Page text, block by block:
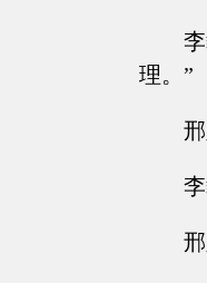
理。”